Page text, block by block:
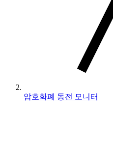
암호화폐 동전 모니터